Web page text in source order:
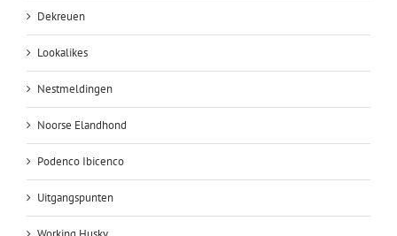
Dekreuen
Lookalikes
Nestmeldingen
Noorse Elandhond
Podenco Ibicenco
Uitgangspunten